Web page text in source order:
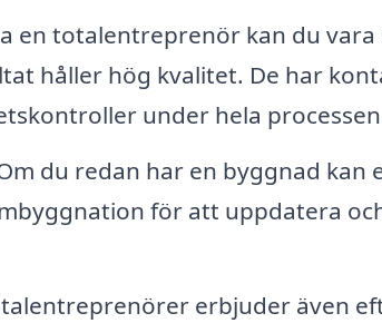
en totalentreprenör kan du vara
håller hög kvalitet. De har
under hela
du redan har en byggnad
för att uppdatera
erbjuder även